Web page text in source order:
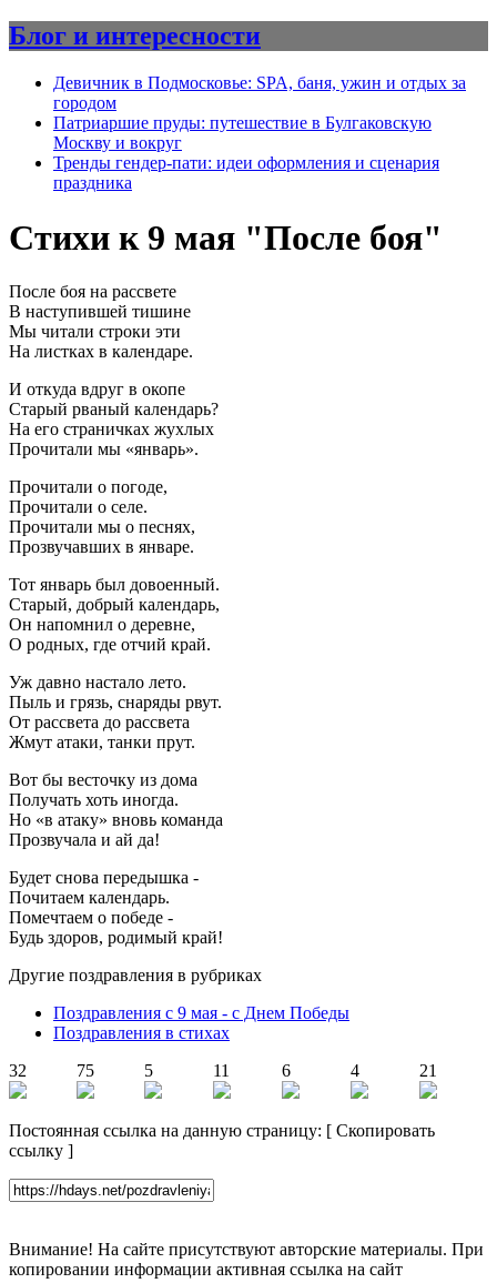
Блог и интересности
Девичник в Подмосковье: SPA, баня, ужин и отдых за
городом
Патриаршие пруды: путешествие в Булгаковскую
Москву и вокруг
Тренды гендер-пати: идеи оформления и сценария
праздника
Стихи к 9 мая "После боя"
После боя на рассвете
В наступившей тишине
Мы читали строки эти
На листках в календаре.
И откуда вдруг в окопе
Старый рваный календарь?
На его страничках жухлых
Прочитали мы «январь».
Прочитали о погоде,
Прочитали о селе.
Прочитали мы о песнях,
Прозвучавших в январе.
Тот январь был довоенный.
Старый, добрый календарь,
Он напомнил о деревне,
О родных, где отчий край.
Уж давно настало лето.
Пыль и грязь, снаряды рвут.
От рассвета до рассвета
Жмут атаки, танки прут.
Вот бы весточку из дома
Получать хоть иногда.
Но «в атаку» вновь команда
Прозвучала и ай да!
Будет снова передышка -
Почитаем календарь.
Помечтаем о победе -
Будь здоров, родимый край!
Другие поздравления в рубриках
Поздравления с 9 мая - с Днем Победы
Поздравления в стихах
32
75 5 11 6 4 21
Постоянная ссылка на данную страницу: [ Скопировать
ссылку ]
Внимание! На сайте присутствуют авторские материалы. При
копировании информации активная ссылка на сайт